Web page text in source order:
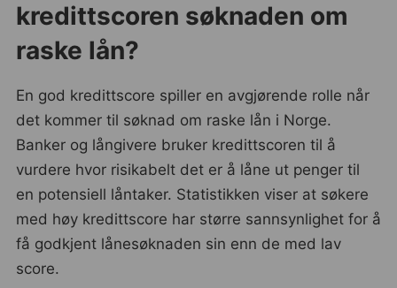
kredittscoren søknaden om
raske lån?
En god kredittscore spiller en avgjørende rolle når
det kommer til søknad om raske lån i Norge.
Banker og långivere bruker kredittscoren til å
vurdere hvor risikabelt det er å låne ut penger til
en potensiell låntaker. Statistikken viser at søkere
med høy kredittscore har større sannsynlighet for å
få godkjent lånesøknaden sin enn de med lav
score.